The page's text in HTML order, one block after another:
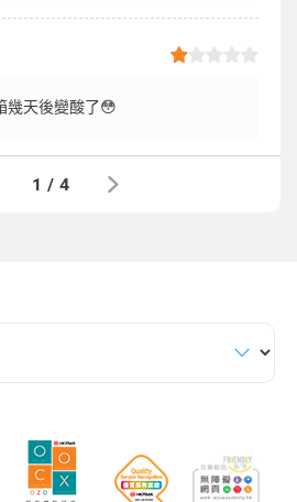
幾天後變酸了😳
1 / 4